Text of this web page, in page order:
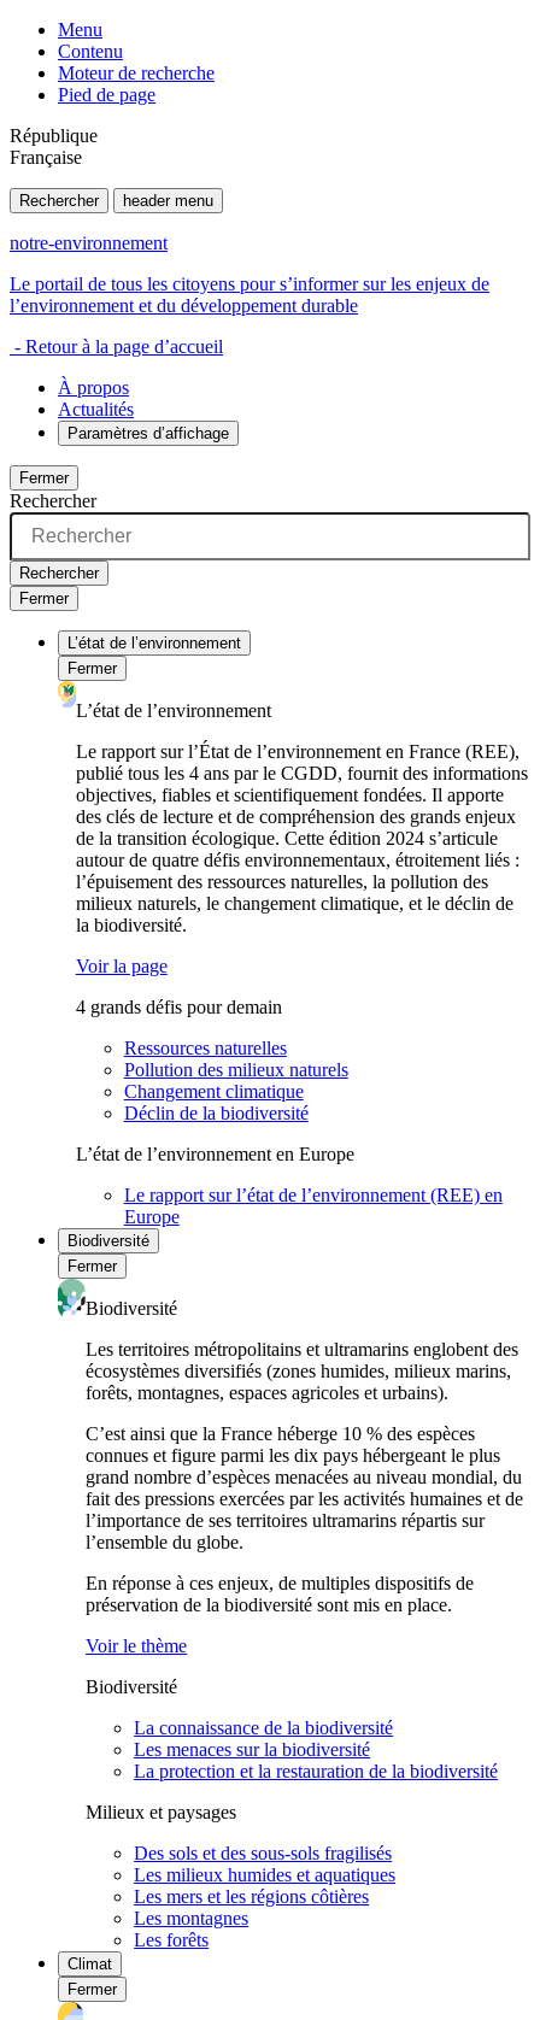
Menu
Contenu
Moteur de recherche
Pied de page
République
Française
Rechercher header menu
notre-environnement
Le portail de tous les citoyens pour s’informer sur les enjeux de
l’environnement et du développement durable
- Retour à la page d’accueil
À propos
Actualités
Paramètres d’affichage
Fermer
Rechercher
Rechercher
Fermer
L’état de l’environnement
Fermer
L’état de l’environnement
Le rapport sur l’État de l’environnement en France (REE),
publié tous les 4 ans par le CGDD, fournit des informations
objectives, fiables et scientifiquement fondées. Il apporte
des clés de lecture et de compréhension des grands enjeux
de la transition écologique. Cette édition 2024 s’articule
autour de quatre défis environnementaux, étroitement liés :
l’épuisement des ressources naturelles, la pollution des
milieux naturels, le changement climatique, et le déclin de
la biodiversité.
Voir la page
4 grands défis pour demain
Ressources naturelles
Pollution des milieux naturels
Changement climatique
Déclin de la biodiversité
L’état de l’environnement en Europe
Le rapport sur l’état de l’environnement (REE) en
Europe
Biodiversité
Fermer
Biodiversité
Les territoires métropolitains et ultramarins englobent des
écosystèmes diversifiés (zones humides, milieux marins,
forêts, montagnes, espaces agricoles et urbains).
C’est ainsi que la France héberge 10 % des espèces
connues et figure parmi les dix pays hébergeant le plus
grand nombre d’espèces menacées au niveau mondial, du
fait des pressions exercées par les activités humaines et de
l’importance de ses territoires ultramarins répartis sur
l’ensemble du globe.
En réponse à ces enjeux, de multiples dispositifs de
préservation de la biodiversité sont mis en place.
Voir le thème
Biodiversité
La connaissance de la biodiversité
Les menaces sur la biodiversité
La protection et la restauration de la biodiversité
Milieux et paysages
Des sols et des sous-sols fragilisés
Les milieux humides et aquatiques
Les mers et les régions côtières
Les montagnes
Les forêts
Climat
Fermer